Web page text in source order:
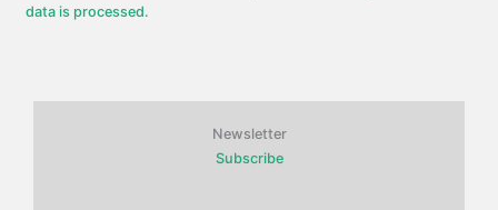
data is processed.
Newsletter
Subscribe